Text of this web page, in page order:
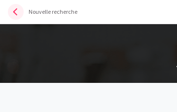
Nouvelle recherche